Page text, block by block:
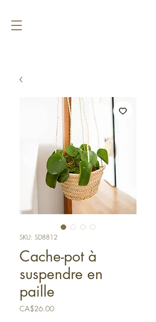
SKU: SD8812
Cache-pot à
suspendre en
paille
CA$26.00Price